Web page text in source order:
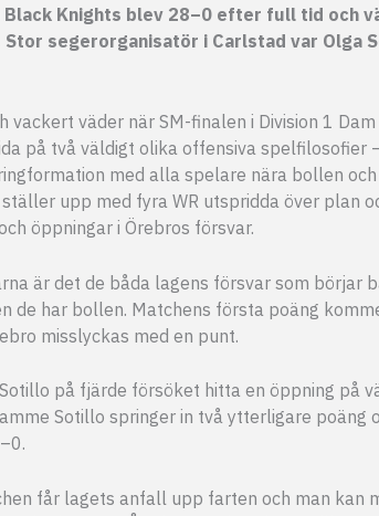
Knights blev 28–0 efter full tid och
segerorganisatör i Carlstad var Olga
vackert väder när SM-finalen i Division 1
på två väldigt olika offensiva spelfilosofier
med alla spelare nära bollen
upp med fyra WR utspridda över plan
öppningar i Örebros försvar.
är det de båda lagens försvar som börjar
de har bollen. Matchens första poäng
misslyckas med en punt.
på fjärde försöket hitta en öppning på
Sotillo springer in två ytterligare poäng
får lagets anfall upp farten och man kan